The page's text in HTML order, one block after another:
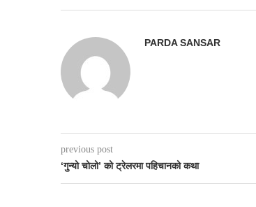
PARDA SANSAR
previous post
‘गुन्यो चोलो’ को ट्रेलरमा पहिचानको कथा